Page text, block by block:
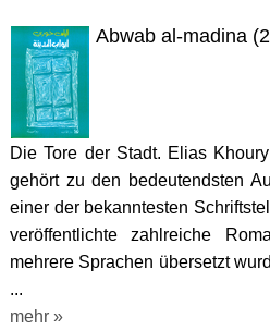
Abwab al-madina
Die Tore der Stadt. Elias
gehört zu den bedeutendsten
einer der bekanntesten
veröffentlichte zahlreiche
mehrere Sprachen übersetzt
...
mehr »